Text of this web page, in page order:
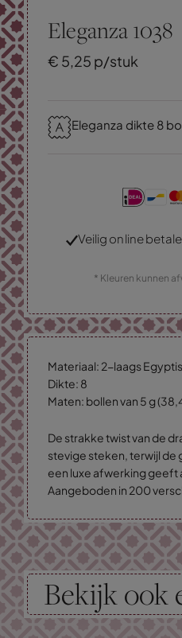
Eleganza 1038
€ 5,25 p/stuk
Eleganza dikte 8
Veilig online
* Kleuren kunnen
Materiaal: 2-laags
Dikte: 8
Maten: bollen van 5 g
De strakke twist van de
stevige steken, terwijl de
een luxe afwerking geeft
Aangeboden in 200
Bekijk ook